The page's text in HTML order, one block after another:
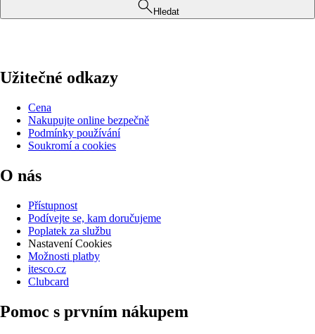
Hledat
Užitečné odkazy
Cena
Nakupujte online bezpečně
Podmínky používání
Soukromí a cookies
O nás
Přístupnost
Podívejte se, kam doručujeme
Poplatek za službu
Nastavení Cookies
Možnosti platby
itesco.cz
Clubcard
Pomoc s prvním nákupem